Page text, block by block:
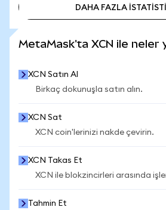
DAHA FAZLA
MetaMask'ta XCN ile neler
XCN Satın Al
Birkaç dokunuşla satın alın.
XCN Sat
XCN coin'lerinizi nakde çevirin.
XCN Takas Et
XCN ile blokzincirleri arasında
Tahmin Et